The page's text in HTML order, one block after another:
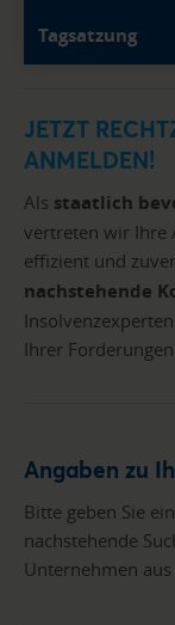
Tagsatzung
JETZT
ANMELDEN!
Als staatlich
vertreten wir Ihre
effizient und
nachstehende
Ihrer
Angaben zu
Bitte geben Sie
nachstehende
Unternehmen